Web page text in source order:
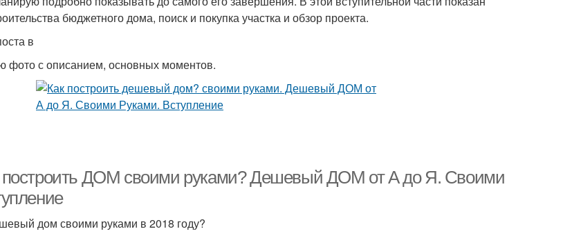
бюджетного дома, поиск и покупка участка и обзор проекта.
в
фото с описанием, основных моментов.
построить ДОМ своими руками? Дешевый ДОМ от А до Я. Своими
дом своими руками в 2018 году?